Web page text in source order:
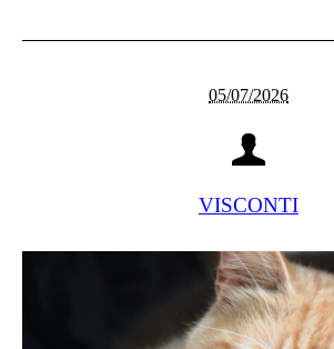
05/07/2026
VISCONTI